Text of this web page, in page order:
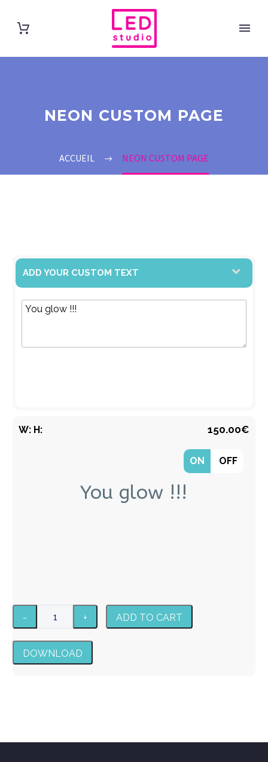
NEON CUSTOM PAGE
ACCUEIL NEON CUSTOM PAGE
ADD YOUR CUSTOM TEXT
W: H: 150.00€
ON OFF
You glow !!!
ADD TO CART
DOWNLOAD